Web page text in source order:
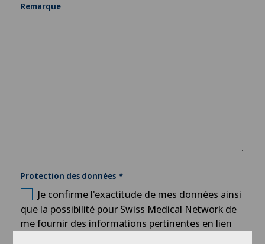
Remarque
Protection des données
Je confirme l'exactitude de mes données ainsi
que la possibilité pour Swiss Medical Network de
me fournir des informations pertinentes en lien